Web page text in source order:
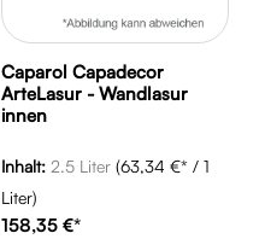
Caparol Capadecor
ArteLasur - Wandlasur
innen
Inhalt: 2.5 Liter (63,34 €* / 1
Liter)
158,35 €*